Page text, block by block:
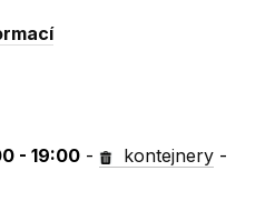
- 19:00 - kontejnery -